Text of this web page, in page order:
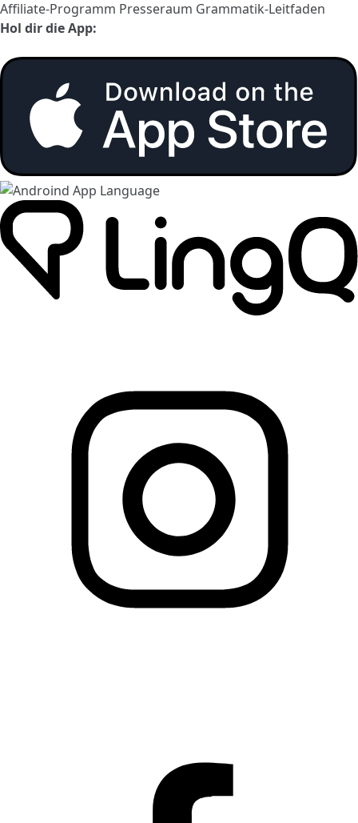
Affiliate-Programm Presseraum Grammatik-Leitfaden
Hol dir die App: